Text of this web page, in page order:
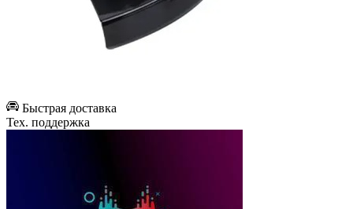
Быстрая доставка
Тех. поддержка